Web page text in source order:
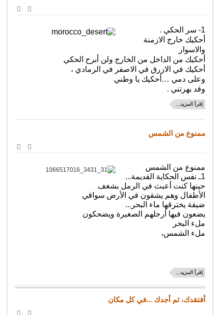
طباعة
البريد
1- سر الحكي .
أحكيك خارج الازمنة
والاسوار
أحكيك من الداخل من الخارج ولن أبرح الحكي
أحكيك في الازرق في الاصفر في الرمادي ،
وعلى دمي …أحكيك يا وطني
وقد بهرتني .
اِقرأ المزيد...
ممنوع من الشمس
طباعة
البريد
ممنوع من الشمس
1ـ نفس الحكاية القديمة...
حينها كنت أعبث في الرمل بشغف
الأطفال وهم يشقون في الأرض سواقي
ضيقة يخترقها ماء البحر...
يضعون فيها أرجلهم الصغيرة ويضحكون
ملء البحر
ملء الشمس،
اِقرأ المزيد...
أفتقدك، ثم أجدك ...في كل مكان